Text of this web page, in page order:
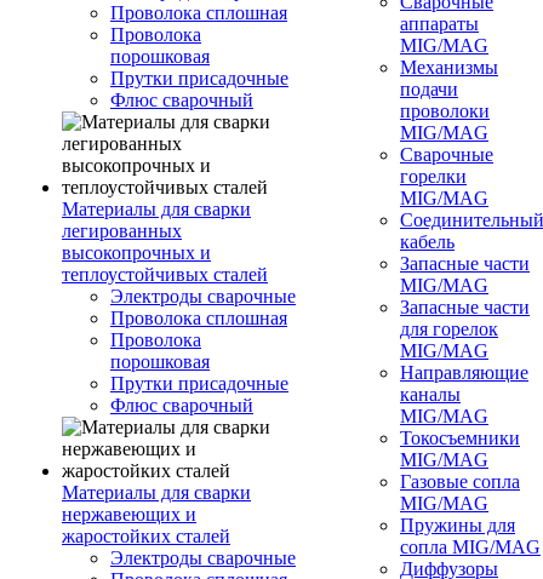
Проволока сплошная
Проволока
порошковая
Прутки присадочные
Флюс сварочный
Материалы для сварки
легированных
высокопрочных и
теплоустойчивых сталей
Электроды сварочные
Проволока сплошная
Проволока
порошковая
Прутки присадочные
Флюс сварочный
Материалы для сварки
нержавеющих и
жаростойких сталей
Электроды сварочные
аппараты
MIG/MAG
Механизмы
подачи
проволоки
MIG/MAG
Сварочные
горелки
MIG/MAG
Соединительный
кабель
Запасные части
MIG/MAG
Запасные части
для горелок
MIG/MAG
Направляющие
каналы
MIG/MAG
Токосъемники
MIG/MAG
Газовые сопла
MIG/MAG
Пружины для
сопла MIG/MAG
Диффузоры